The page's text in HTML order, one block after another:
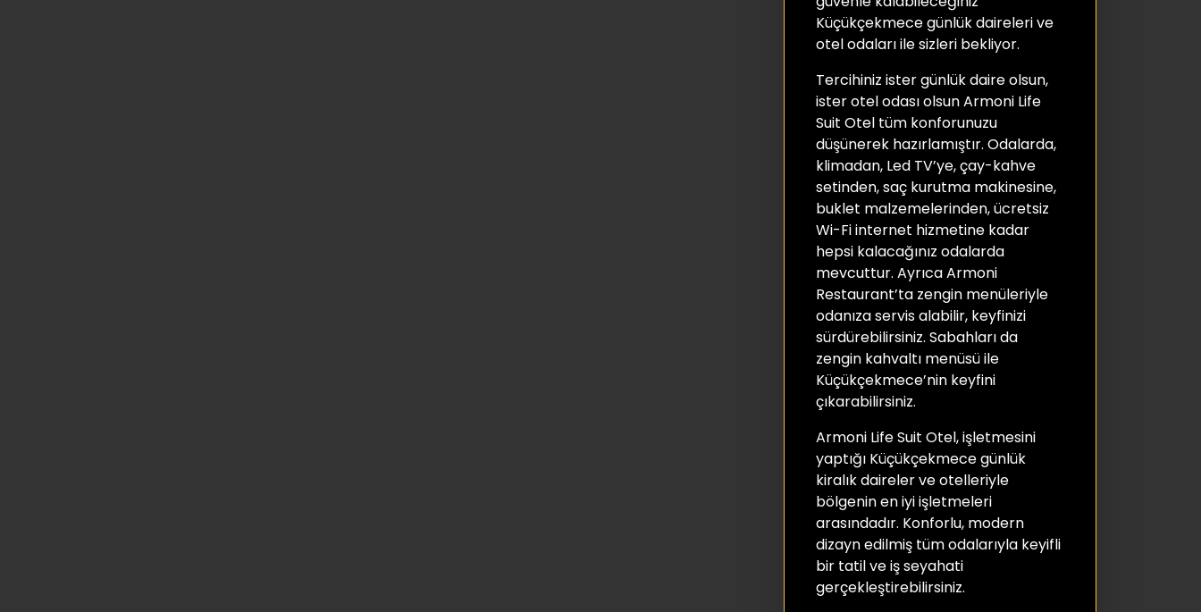
Küçükçekmece günlük daireleri ve
otel odaları ile sizleri bekliyor.
Tercihiniz ister günlük daire olsun,
ister otel odası olsun Armoni Life
Suit Otel tüm konforunuzu
düşünerek hazırlamıştır. Odalarda,
klimadan, Led TV’ye, çay-kahve
setinden, saç kurutma makinesine,
buklet malzemelerinden, ücretsiz
Wi-Fi internet hizmetine kadar
hepsi kalacağınız odalarda
mevcuttur. Ayrıca Armoni
Restaurant’ta zengin menüleriyle
odanıza servis alabilir, keyfinizi
sürdürebilirsiniz. Sabahları da
zengin kahvaltı menüsü ile
Küçükçekmece’nin keyfini
çıkarabilirsiniz.
Armoni Life Suit Otel, işletmesini
yaptığı Küçükçekmece günlük
kiralık daireler ve otelleriyle
bölgenin en iyi işletmeleri
arasındadır. Konforlu, modern
dizayn edilmiş tüm odalarıyla keyifli
bir tatil ve iş seyahati
gerçekleştirebilirsiniz.